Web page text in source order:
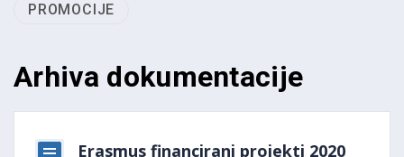
PROMOCIJE
Arhiva dokumentacije
Erasmus financirani projekti 2020